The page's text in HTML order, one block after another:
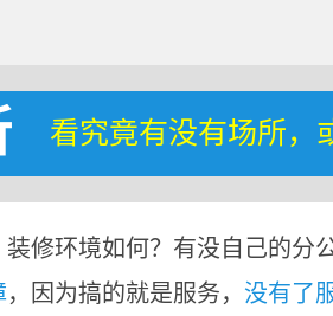
看究竟有没有场所，
装修环境如何？有没自己的分
，因为搞的就是服务， 没有了